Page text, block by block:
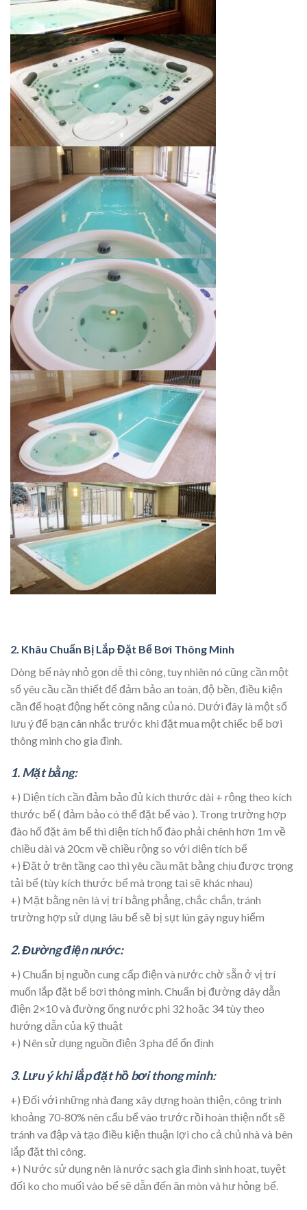
2. Khâu Chuẩn Bị Lắp Đặt Bể Bơi Thông Minh
Dòng bể này nhỏ gọn dễ thi công, tuy nhiên nó cũng cần một
số yêu cầu cần thiết để đảm bảo an toàn, độ bền, điều kiện
cần để hoạt động hết công năng của nó. Dưới đây là một số
lưu ý để bạn cân nhắc trước khi đặt mua một chiếc bể bơi
thông minh cho gia đình.
1. Mặt bằng:
+) Diện tích cần đảm bảo đủ kích thước dài + rộng theo kích
thước bể ( đảm bảo có thể đặt bể vào ). Trong trường hợp
đào hố đặt âm bể thì diện tích hố đào phải chênh hơn 1m về
chiều dài và 20cm về chiều rộng so với diện tích bể
+) Đặt ở trên tầng cao thì yêu cầu mặt bằng chịu được trọng
tải bể (tùy kích thước bể mà trọng tại sẽ khác nhau)
+) Mặt bằng nên là vị trí bằng phẳng, chắc chắn, tránh
trường hợp sử dụng lâu bể sẽ bị sụt lún gây nguy hiểm
2. Đường điện nước:
+) Chuẩn bị nguồn cung cấp điện và nước chờ sẵn ở vị trí
muốn lắp đặt bể bơi thông minh. Chuẩn bị đường dây dẫn
điện 2×10 và đường ống nước phi 32 hoặc 34 tùy theo
hướng dẫn của kỹ thuật
+) Nên sử dụng nguồn điện 3 pha để ổn định
3. Lưu ý khi lắp đặt hồ bơi thong minh:
+) Đối với những nhà đang xây dựng hoàn thiện, công trình
khoảng 70-80% nên cẩu bể vào trước rồi hoàn thiện nốt sẽ
tránh va đập và tạo điều kiện thuận lợi cho cả chủ nhà và bên
lắp đặt thi công.
+) Nước sử dụng nên là nước sạch gia đình sinh hoạt, tuyệt
đối ko cho muối vào bể sẽ dẫn đến ăn mòn và hư hỏng bể.